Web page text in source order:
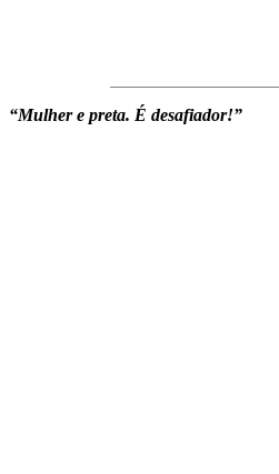
“Mulher e preta. É desafiador!”